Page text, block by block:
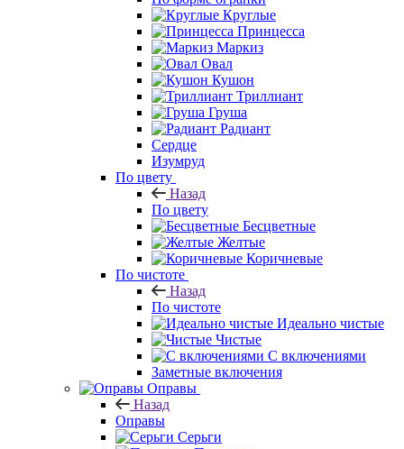
Круглые
Принцесса
Маркиз
Овал
Кушон
Триллиант
Груша
Радиант
Сердце
Изумруд
По цвету
Назад
По цвету
Бесцветные
Желтые
Коричневые
По чистоте
Назад
По чистоте
Идеально чистые
Чистые
С включениями
Заметные включения
Оправы
Назад
Оправы
Серьги